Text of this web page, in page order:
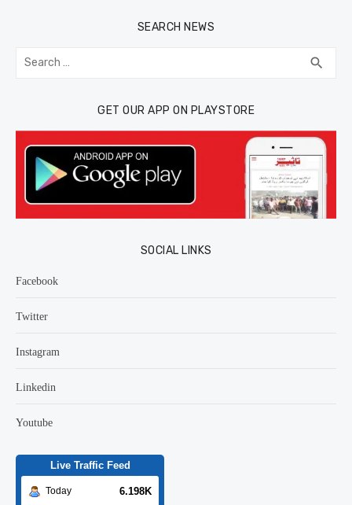
SEARCH NEWS
Search
for: search
GET OUR APP ON PLAYSTORE
SOCIAL LINKS
Facebook
Twitter
Instagram
Linkedin
Youtube
Live Traffic Feed
Today 6.198K